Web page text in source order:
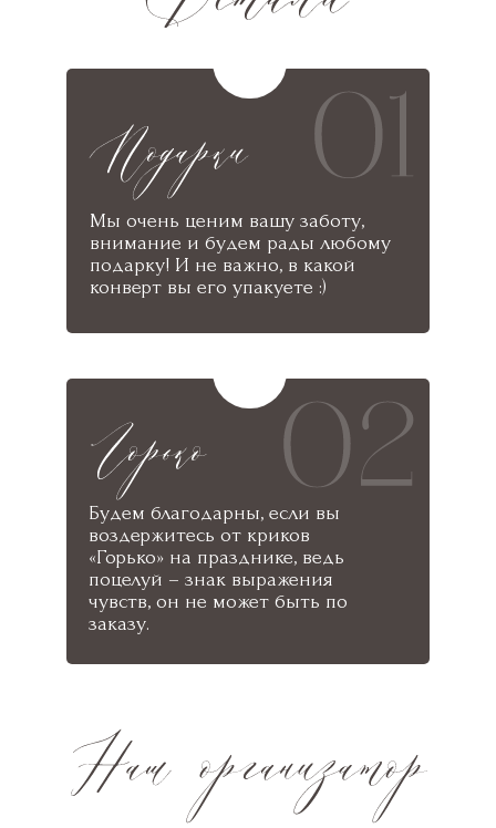
Мы очень ценим вашу заботу,
внимание и будем рады любому
подарку! И не важно, в какой
конверт вы его упакуете :)
Будем благодарны, если вы
воздержитесь от криков
«Горько» на празднике, ведь
поцелуй – знак выражения
чувств, он не может быть по
заказу.